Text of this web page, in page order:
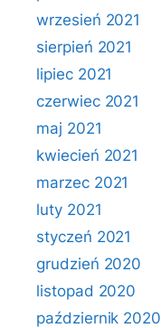
wrzesień 2021
sierpień 2021
lipiec 2021
czerwiec 2021
maj 2021
kwiecień 2021
marzec 2021
luty 2021
styczeń 2021
grudzień 2020
listopad 2020
październik 2020